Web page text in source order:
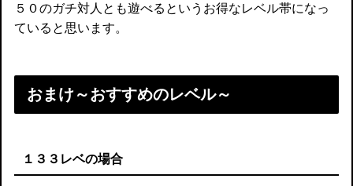
５０のガチ対人とも遊べるというお得なレベル帯になっ
ていると思います。
おまけ～おすすめのレベル～
１３３レベの場合